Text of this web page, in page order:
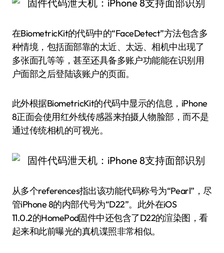
在BiometricKit的代码中的“FaceDetect”方法包含多
种情境，包括面部靠的太近、太远、相机中出现了
多张面孔等等，甚至还具备多账户功能能在识别用
户面部之后登陆该账户的页面。
此外根据BiometricKit的代码中显示的信息，iPhone
8正面会使用红外线传感器来拍摄人物脸部，而不是
通过传统相机的可视光。
从多个references指出该功能代码称号为“Pearl”，尽
管iPhone 8的内部代号为“D22”。此外在iOS
11.0.2的HomePod固件中还包含了D22的渲染图，看
起来和此前曝光的真机谍照非常相似。